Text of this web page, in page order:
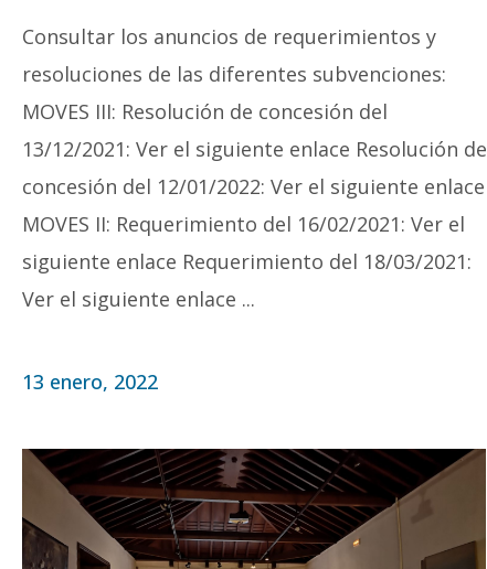
Consultar los anuncios de requerimientos y
resoluciones de las diferentes subvenciones:
MOVES III: Resolución de concesión del
13/12/2021: Ver el siguiente enlace Resolución de
concesión del 12/01/2022: Ver el siguiente enlace
MOVES II: Requerimiento del 16/02/2021: Ver el
siguiente enlace Requerimiento del 18/03/2021:
Ver el siguiente enlace ...
13 enero, 2022